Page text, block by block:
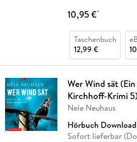
10,95 €*
Taschenbuch
12,99 €
Wer Wind sät
Kirchhoff-Krimi 5)
Nele Neuhaus
Hörbuch Download
Sofort lieferbar